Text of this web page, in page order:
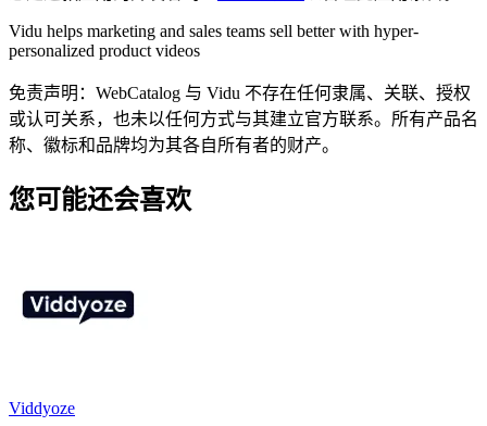
Vidu helps marketing and sales teams sell better with hyper-
personalized product videos
免责声明：WebCatalog 与 Vidu 不存在任何隶属、关联、授权
或认可关系，也未以任何方式与其建立官方联系。所有产品名
称、徽标和品牌均为其各自所有者的财产。
您可能还会喜欢
Viddyoze